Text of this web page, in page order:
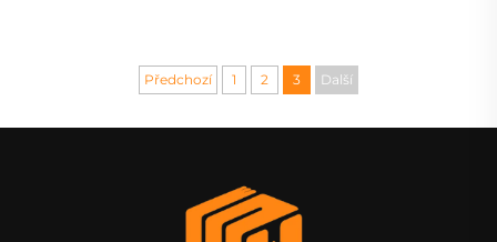
angličtině
pevnou vazbou
Předchozí 1 2 3 Další